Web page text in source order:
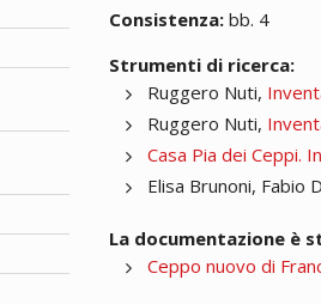
Consistenza: bb. 4
Strumenti di ricerca:
Ruggero Nuti,
Ruggero Nuti,
Casa Pia dei Ceppi.
Elisa Brunoni, Fabio
La documentazione è
Ceppo nuovo di